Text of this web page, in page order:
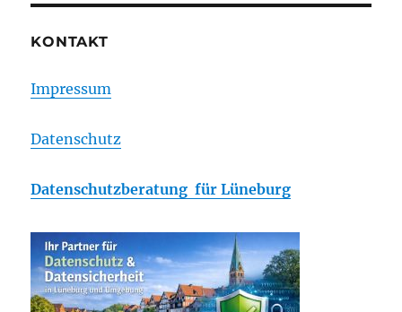
KONTAKT
Impressum
Datenschutz
Datenschutzberatung für Lüneburg